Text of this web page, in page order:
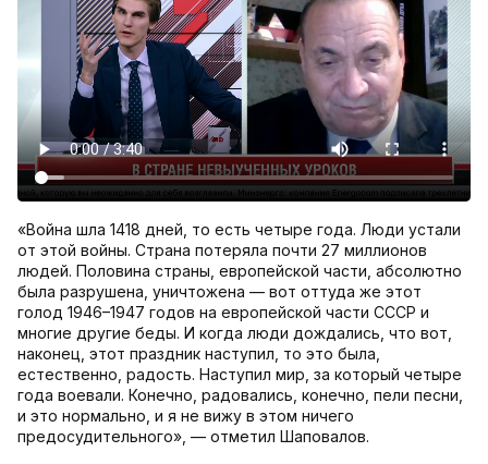
«Война шла 1418 дней, то есть четыре года. Люди устали
от этой войны. Страна потеряла почти 27 миллионов
людей. Половина страны, европейской части, абсолютно
была разрушена, уничтожена — вот оттуда же этот
голод 1946–1947 годов на европейской части СССР и
многие другие беды. И когда люди дождались, что вот,
наконец, этот праздник наступил, то это была,
естественно, радость. Наступил мир, за который четыре
года воевали. Конечно, радовались, конечно, пели песни,
и это нормально, и я не вижу в этом ничего
предосудительного», — отметил Шаповалов.